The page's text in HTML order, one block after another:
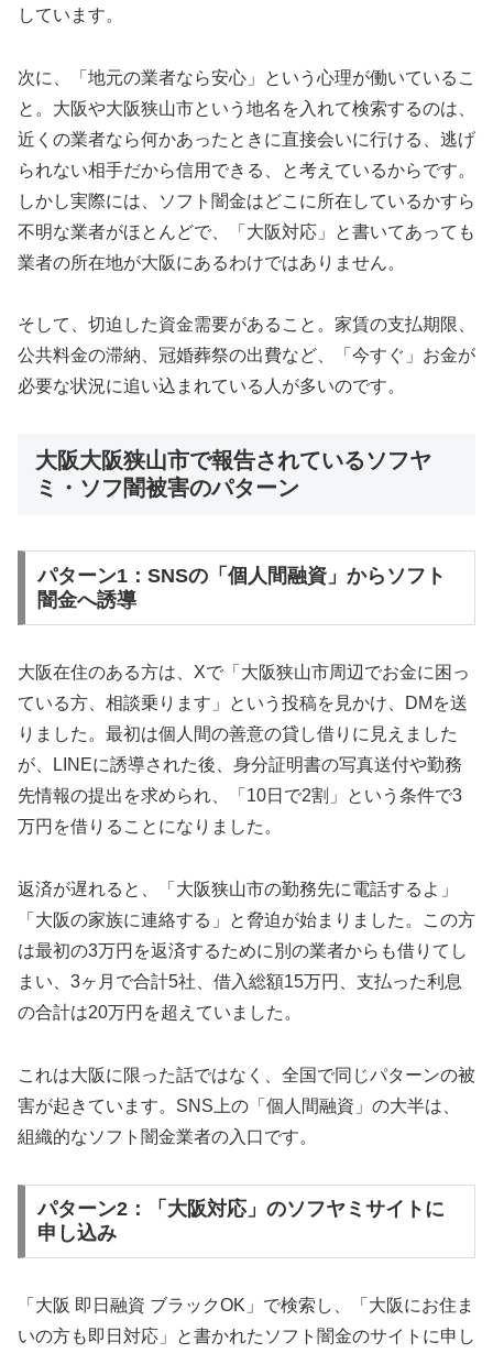
しています。
次に、「地元の業者なら安心」という心理が働いているこ
と。大阪や大阪狭山市という地名を入れて検索するのは、
近くの業者なら何かあったときに直接会いに行ける、逃げ
られない相手だから信用できる、と考えているからです。
しかし実際には、ソフト闇金はどこに所在しているかすら
不明な業者がほとんどで、「大阪対応」と書いてあっても
業者の所在地が大阪にあるわけではありません。
そして、切迫した資金需要があること。家賃の支払期限、
公共料金の滞納、冠婚葬祭の出費など、「今すぐ」お金が
必要な状況に追い込まれている人が多いのです。
大阪大阪狭山市で報告されているソフヤ
ミ・ソフ闇被害のパターン
パターン1：SNSの「個人間融資」からソフト
闇金へ誘導
大阪在住のある方は、Xで「大阪狭山市周辺でお金に困っ
ている方、相談乗ります」という投稿を見かけ、DMを送
りました。最初は個人間の善意の貸し借りに見えました
が、LINEに誘導された後、身分証明書の写真送付や勤務
先情報の提出を求められ、「10日で2割」という条件で3
万円を借りることになりました。
返済が遅れると、「大阪狭山市の勤務先に電話するよ」
「大阪の家族に連絡する」と脅迫が始まりました。この方
は最初の3万円を返済するために別の業者からも借りてし
まい、3ヶ月で合計5社、借入総額15万円、支払った利息
の合計は20万円を超えていました。
これは大阪に限った話ではなく、全国で同じパターンの被
害が起きています。SNS上の「個人間融資」の大半は、
組織的なソフト闇金業者の入口です。
パターン2：「大阪対応」のソフヤミサイトに
申し込み
「大阪 即日融資 ブラックOK」で検索し、「大阪にお住ま
いの方も即日対応」と書かれたソフト闇金のサイトに申し